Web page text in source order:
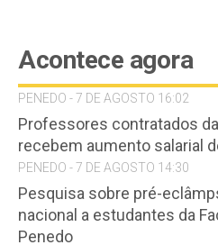
Acontece agora
PENEDO - 7 DE AGOSTO 16:02
Professores contratados
recebem aumento salarial
PENEDO - 7 DE AGOSTO 14:30
Pesquisa sobre pré-
nacional a estudantes da
Penedo